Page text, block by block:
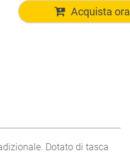
Acquista ora
Dotato di tasca